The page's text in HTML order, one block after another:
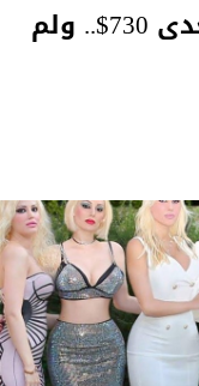
ملك "المجون": مرتبي لا يتعدى 730$.. ولم